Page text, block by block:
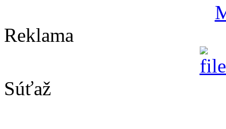
Reklama
Súťaž